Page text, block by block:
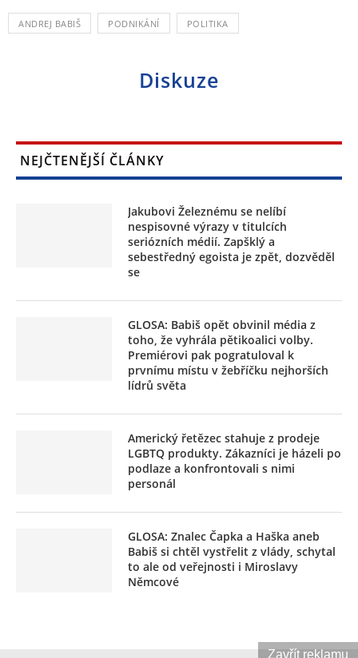
ANDREJ BABIŠ PODNIKÁNÍ POLITIKA
Diskuze
NEJČTENĚJŠÍ ČLÁNKY
Jakubovi Železnému se nelíbí
nespisovné výrazy v titulcích
seriózních médií. Zapšklý a
sebestředný egoista je zpět, dozvěděl
se
GLOSA: Babiš opět obvinil média z
toho, že vyhrála pětikoalici volby.
Premiérovi pak pogratuloval k
prvnímu místu v žebříčku nejhorších
lídrů světa
Americký řetězec stahuje z prodeje
LGBTQ produkty. Zákazníci je házeli po
podlaze a konfrontovali s nimi
personál
GLOSA: Znalec Čapka a Haška aneb
Babiš si chtěl vystřelit z vlády, schytal
to ale od veřejnosti i Miroslavy
Němcové
Zavřít reklamu